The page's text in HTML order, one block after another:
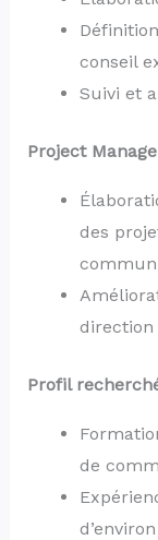
conseil
Suivi et
Project
des
direction
Profil
de